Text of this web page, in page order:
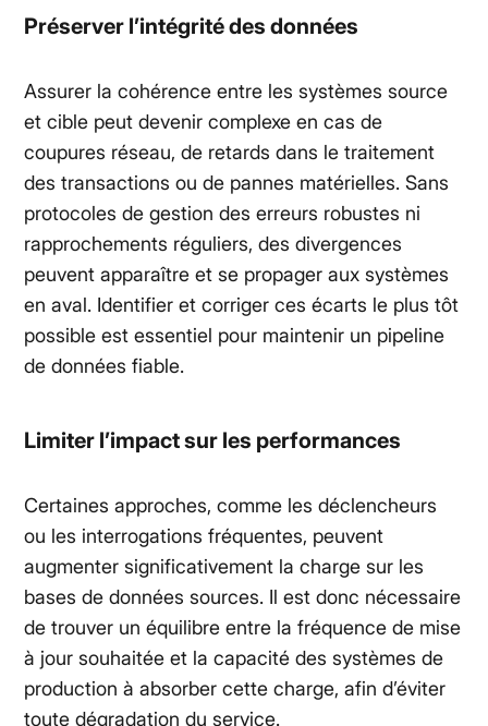
Préserver l’intégrité des données
Assurer la cohérence entre les systèmes source
et cible peut devenir complexe en cas de
coupures réseau, de retards dans le traitement
des transactions ou de pannes matérielles. Sans
protocoles de gestion des erreurs robustes ni
rapprochements réguliers, des divergences
peuvent apparaître et se propager aux systèmes
en aval. Identifier et corriger ces écarts le plus tôt
possible est essentiel pour maintenir un pipeline
de données fiable.
Limiter l’impact sur les performances
Certaines approches, comme les déclencheurs
ou les interrogations fréquentes, peuvent
augmenter significativement la charge sur les
bases de données sources. Il est donc nécessaire
de trouver un équilibre entre la fréquence de mise
à jour souhaitée et la capacité des systèmes de
production à absorber cette charge, afin d’éviter
toute dégradation du service.